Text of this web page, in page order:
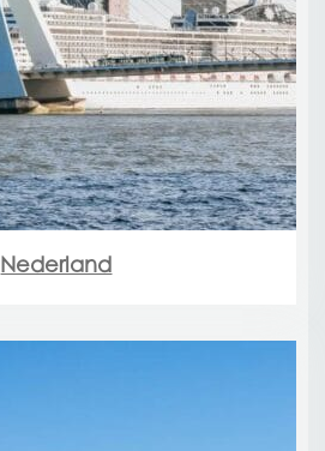
Nederland